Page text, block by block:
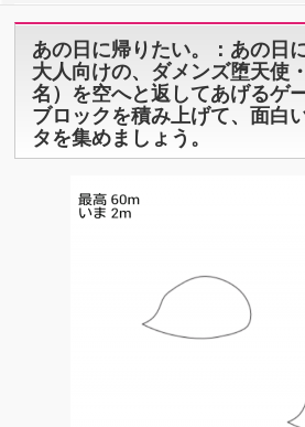
あの日に帰りたい。：あの日
大人向けの、ダメンズ堕天使
名）を空へと返してあげるゲ
ブロックを積み上げて、面白
タを集めましょう。